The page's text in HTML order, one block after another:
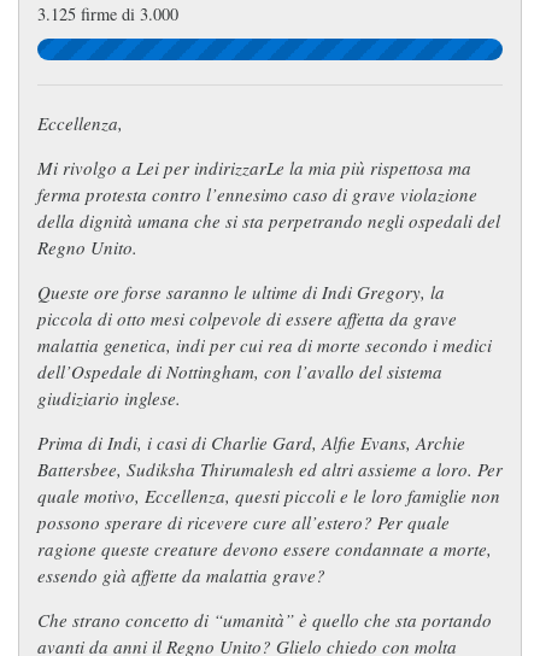
3.125 firme di 3.000
Eccellenza,
Mi rivolgo a Lei per indirizzarLe la mia più rispettosa ma
ferma protesta contro l’ennesimo caso di grave violazione
della dignità umana che si sta perpetrando negli ospedali del
Regno Unito.
Queste ore forse saranno le ultime di Indi Gregory, la
piccola di otto mesi colpevole di essere affetta da grave
malattia genetica, indi per cui rea di morte secondo i medici
dell’Ospedale di Nottingham, con l’avallo del sistema
giudiziario inglese.
Prima di Indi, i casi di Charlie Gard, Alfie Evans, Archie
Battersbee, Sudiksha Thirumalesh ed altri assieme a loro. Per
quale motivo, Eccellenza, questi piccoli e le loro famiglie non
possono sperare di ricevere cure all’estero? Per quale
ragione queste creature devono essere condannate a morte,
essendo già affette da malattia grave?
Che strano concetto di “umanità” è quello che sta portando
avanti da anni il Regno Unito? Glielo chiedo con molta